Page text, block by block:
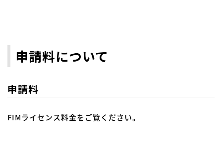
申請料について
申請料
FIMライセンス料金をご覧ください。